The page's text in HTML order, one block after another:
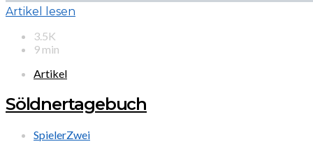
Artikel lesen
3.5K
9 min
Artikel
Söldnertagebuch
SpielerZwei